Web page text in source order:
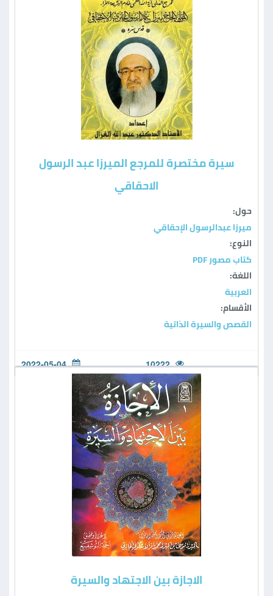
سيرة مختصرة للمرجع الميرزا عبد الرسول
الاحقاقي
حول:
ميرزا عبدالرسول الإحقاقي
النوع:
كتاب مصور PDF
اللغة:
العربية
الأقسام:
القصص والسيرة الذاتية
10222
2022-05-04
الاجازة بين الاجتهاد والسيرة